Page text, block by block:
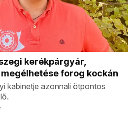
kerékpárgyár,
forog kockán
kabinetje azonnali ötpontos